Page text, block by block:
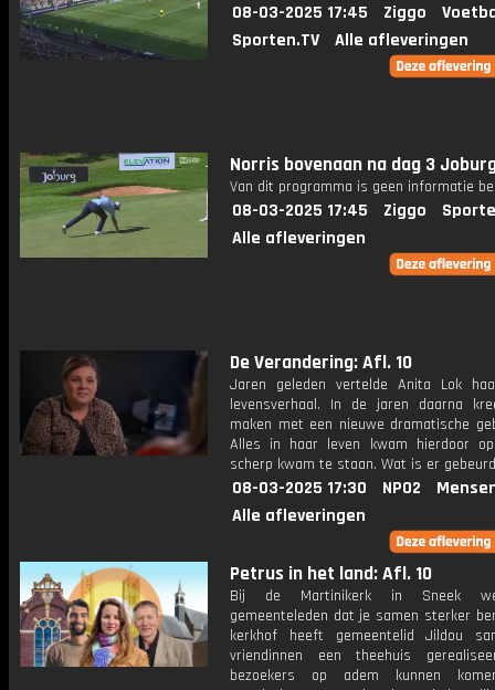
08-03-2025 17:45 Ziggo
Sporten.TV
Alle afleveringen
Norris bovenaan na dag 3
Van dit programma is geen informatie
08-03-2025 17:45 Ziggo
Alle afleveringen
De Verandering: Afl. 10
Jaren geleden vertelde Anita Lok
levensverhaal. In de jaren daarna
maken met een nieuwe dramatische
Alles in haar leven kwam hierdoor
scherp kwam te staan. Wat is er
08-03-2025 17:30 NPO2
Alle afleveringen
Petrus in het land: Afl. 10
Bij de Martinikerk in Sneek
gemeenteleden dat je samen sterker
kerkhof heeft gemeentelid Jildou
vriendinnen een theehuis
bezoekers op adem kunnen